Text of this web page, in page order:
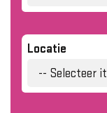
Locatie
-- Selecteer